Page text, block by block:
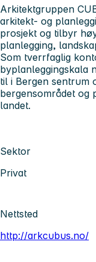
Arkitektgruppen
arkitekt- og
prosjekt og tilbyr
planlegging,
Som tverrfaglig
byplanleggingskala
til i Bergen sentrum
bergensområdet og
landet.
Sektor
Privat
Nettsted
http://arkcubus.no/